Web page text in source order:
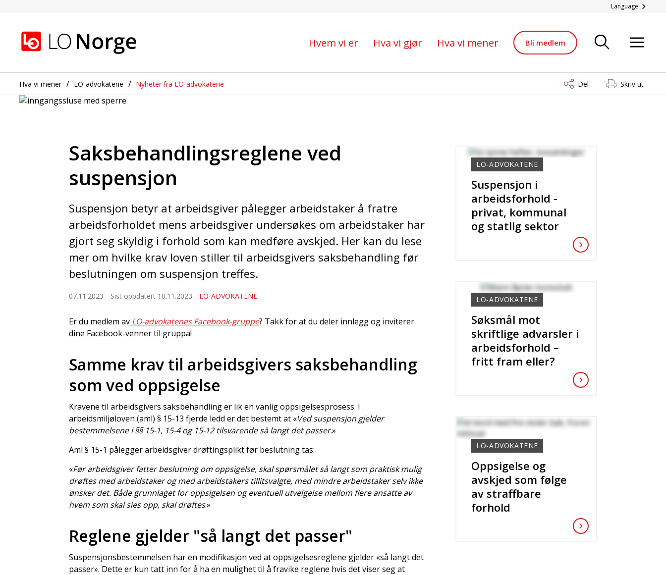
Language
Hvem vi er Hva vi gjør Hva vi mener Bli medlem
Hva vi mener LO-advokatene Nyheter fra LO-advokatene Del Skriv ut
Saksbehandlingsreglene ved
suspensjon
Suspensjon betyr at arbeidsgiver pålegger arbeidstaker å fratre
arbeidsforholdet mens arbeidsgiver undersøkes om arbeidstaker har
gjort seg skyldig i forhold som kan medføre avskjed. Her kan du lese
mer om hvilke krav loven stiller til arbeidsgivers saksbehandling før
beslutningen om suspensjon treffes.
07.11.2023 Sist oppdatert 10.11.2023 LO-ADVOKATENE
Er du medlem av LO-advokatenes Facebook-gruppe? Takk for at du deler innlegg og inviterer
dine Facebook-venner til gruppa!
Samme krav til arbeidsgivers saksbehandling
som ved oppsigelse
Kravene til arbeidsgivers saksbehandling er lik en vanlig oppsigelsesprosess. I
arbeidsmiljøloven (aml) § 15-13 fjerde ledd er det bestemt at «Ved suspensjon gjelder
bestemmelsene i §§ 15-1, 15-4 og 15-12 tilsvarende så langt det passer.»
Aml § 15-1 pålegger arbeidsgiver drøftingsplikt før beslutning tas:
«Før arbeidsgiver fatter beslutning om oppsigelse, skal spørsmålet så langt som praktisk mulig
drøftes med arbeidstaker og med arbeidstakers tillitsvalgte, med mindre arbeidstaker selv ikke
ønsker det. Både grunnlaget for oppsigelsen og eventuell utvelgelse mellom flere ansatte av
hvem som skal sies opp, skal drøftes.»
Reglene gjelder "så langt det passer"
Suspensjonsbestemmelsen har en modifikasjon ved at oppsigelsesreglene gjelder «så langt det
passer». Dette er kun tatt inn for å ha en mulighet til å fravike reglene hvis det viser seg at
Suspensjon i
arbeidsforhold -
privat, kommunal
og statlig sektor
LO-ADVOKATENE
Søksmål mot
skriftlige advarsler i
arbeidsforhold –
fritt fram eller?
LO-ADVOKATENE
Oppsigelse og
avskjed som følge
av straffbare
forhold
LO-ADVOKATENE